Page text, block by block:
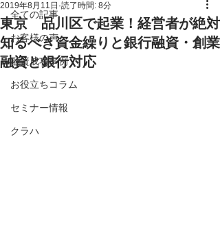
全ての記事
お客様の声
融資成功事例
お役立ちコラム
セミナー情報
クラハ
東京 品川区で起業！経営者が絶対
知るべき資金繰りと銀行融資・創業
融資と銀行対応
2019年8月11日 読了時間: 8分